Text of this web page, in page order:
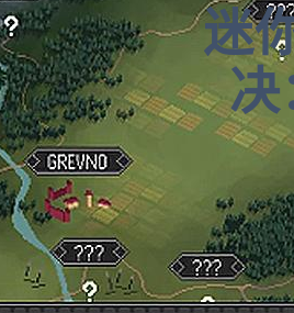
迷
决